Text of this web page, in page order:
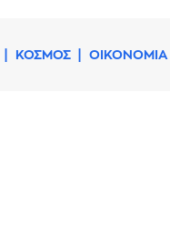
ΚΟΣΜΟΣ ΟΙΚΟΝΟΜΙΑ